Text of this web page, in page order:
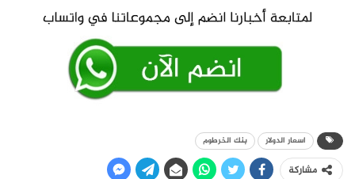
اسعار الدولار بنك الخرطوم
مشاركة